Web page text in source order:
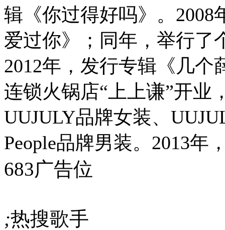
辑《你过得好吗》。
爱过你》；同年，举行了
2012年，发行专辑《几
连锁火锅店“上上谦”开业
UUJULY品牌女装、
People品牌男装。2013年
683广告位
;热搜歌手